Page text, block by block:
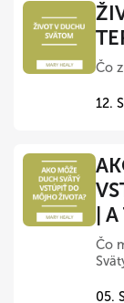
Čo
12.
|
Čo
05.